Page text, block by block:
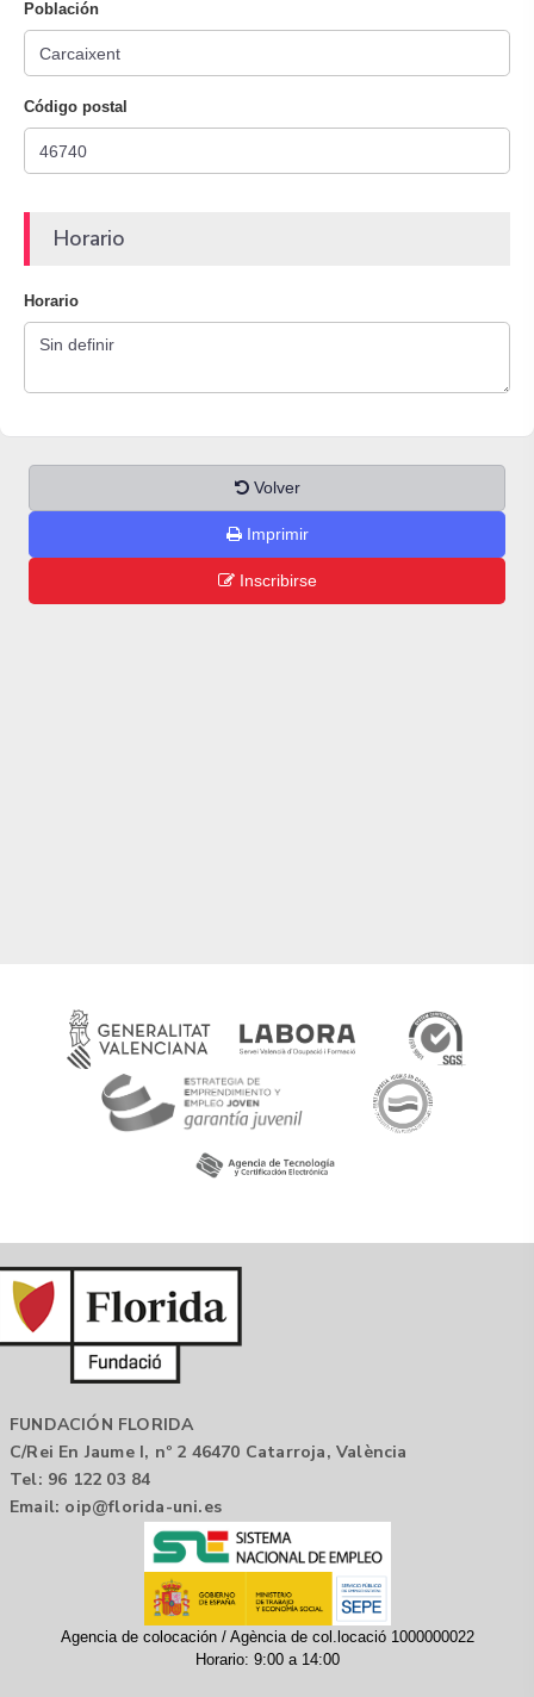
Población
Código postal
Horario
Horario
Volver
Imprimir
Inscribirse
FUNDACIÓN FLORIDA
C/Rei En Jaume I, nº 2 46470 Catarroja, València
Tel: 96 122 03 84
Email: oip@florida-uni.es
Agencia de colocación / Agència de col.locació 1000000022
Horario: 9:00 a 14:00